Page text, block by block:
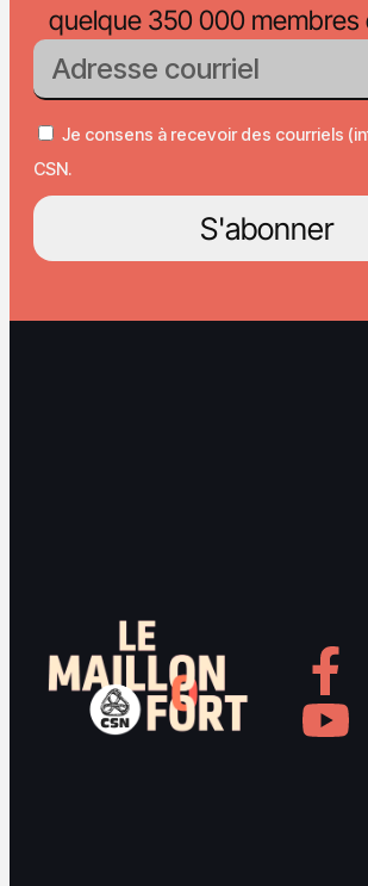
quelque 350 000 membres
Je consens à recevoir des courriels
CSN.
S'abonner